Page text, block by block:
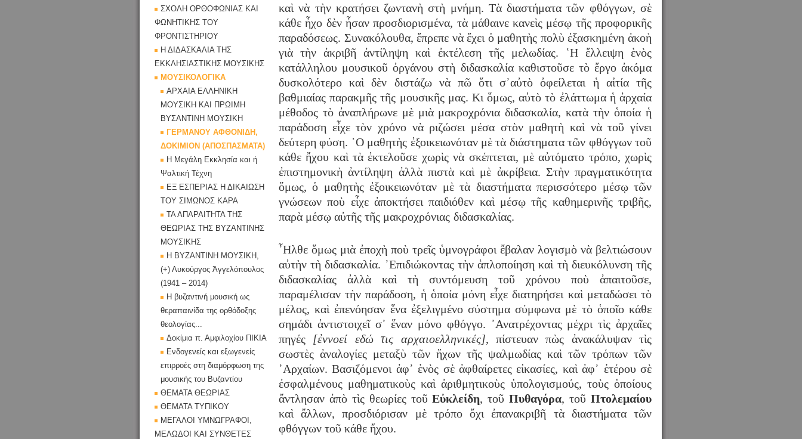
καὶ νὰ τὴν κρατήσει ζωντανὴ στὴ μνήμη. Τὰ διαστήματα τῶν φθόγγων, σὲ
κάθε ἦχο δὲν ἦσαν προσδιορισμένα, τὰ μάθαινε κανεὶς μέσῳ τῆς προφορικῆς
παραδόσεως. Συνακόλουθα, ἔπρεπε νὰ ἔχει ὁ μαθητὴς πολὺ ἐξασκημένη ἀκοὴ
γιὰ τὴν ἀκριβῆ ἀντίληψη καὶ ἐκτέλεση τῆς μελωδίας. ῾Η ἔλλειψη ἑνὸς
κατάλληλου μουσικοῦ ὀργάνου στὴ διδασκαλία καθιστοῦσε τὸ ἔργο ἀκόμα
δυσκολότερο καὶ δὲν διστάζω νὰ πῶ ὅτι σ᾿αὐτὸ ὀφείλεται ἡ αἰτία τῆς
βαθμιαίας παρακμῆς τῆς μουσικῆς μας. Κι ὅμως, αὐτὸ τὸ ἐλάττωμα ἡ ἀρχαία
μέθοδος τὸ ἀναπλήρωνε μὲ μιὰ μακροχρόνια διδασκαλία, κατὰ τὴν ὁποία ἡ
παράδοση εἶχε τὸν χρόνο νὰ ριζώσει μέσα στὸν μαθητὴ καὶ νὰ τοῦ γίνει
δεύτερη φύση. ῾Ο μαθητὴς ἐξοικειωνόταν μὲ τὰ διάστηματα τῶν φθόγγων τοῦ
κάθε ἤχου καὶ τὰ ἐκτελοῦσε χωρὶς νὰ σκέπτεται, μὲ αὐτόματο τρόπο, χωρὶς
ἐπιστημονικὴ ἀντίληψη ἀλλὰ πιστὰ καὶ μὲ ἀκρίβεια. Στὴν πραγματικότητα
ὅμως, ὁ μαθητὴς ἐξοικειωνόταν μὲ τὰ διαστήματα περισσότερο μέσῳ τῶν
γνώσεων ποὺ εἶχε ἀποκτήσει παιδιόθεν καὶ μέσῳ τῆς καθημερινῆς τριβῆς,
παρὰ μέσῳ αὐτῆς τῆς μακροχρόνιας διδασκαλίας.
῏Ηλθε ὅμως μιὰ ἐποχὴ ποὺ τρεῖς ὑμνογράφοι ἔβαλαν λογισμὸ νὰ βελτιώσουν
αὐτὴν τὴ διδασκαλία. ᾿Επιδιώκοντας τὴν ἁπλοποίηση καὶ τὴ διευκόλυνση τῆς
διδασκαλίας ἀλλὰ καὶ τὴ συντόμευση τοῦ χρόνου ποὺ ἀπαιτοῦσε,
παραμέλισαν τὴν παράδοση, ἡ ὁποία μόνη εἶχε διατηρήσει καὶ μεταδώσει τὸ
μέλος, καὶ ἐπενόησαν ἕνα ἐξελιγμένο σύστημα σύμφωνα μὲ τὸ ὁποῖο κάθε
σημάδι ἀντιστοιχεῖ σ᾿ ἕναν μόνο φθόγγο. ᾿Ανατρέχοντας μέχρι τὶς ἀρχαῖες
πηγές [ἐννοεί εδώ τις αρχαιοελληνικές], πίστευαν πὼς ἀνακάλυψαν τὶς
σωστὲς ἀναλογίες μεταξὺ τῶν ἤχων τῆς ψαλμωδίας καὶ τῶν τρόπων τῶν
᾿Αρχαίων. Βασιζόμενοι ἀφ᾿ ἑνὸς σὲ ἀφθαίρετες εἰκασίες, καὶ ἀφ᾿ ἑτέρου σὲ
ἐσφαλμένους μαθηματικοὺς καὶ ἀριθμητικοὺς ὑπολογισμούς, τοὺς ὁποίους
ἄντλησαν ἀπὸ τὶς θεωρίες τοῦΕὐκλείδη, τοῦΠυθαγόρα, τοῦΠτολεμαίου
καὶ ἄλλων, προσδιόρισαν μὲ τρόπο ὄχι ἐπανακριβῆ τὰ διαστήματα τῶν
φθόγγων τοῦ κάθε ἤχου.
ΣΧΟΛΗ ΟΡΘΟΦΩΝΙΑΣ ΚΑΙ
ΦΩΝΗΤΙΚΗΣ ΤΟΥ
ΦΡΟΝΤΙΣΤΗΡΙΟΥ
Η ΔΙΔΑΣΚΑΛΙΑ ΤΗΣ
ΕΚΚΛΗΣΙΑΣΤΙΚΗΣ ΜΟΥΣΙΚΗΣ
ΜΟΥΣΙΚΟΛΟΓΙΚΑ
ΑΡΧΑΙΑ ΕΛΛΗΝΙΚΗ
ΜΟΥΣΙΚΗ ΚΑΙ ΠΡΩΙΜΗ
ΒΥΣΑΝΤΙΝΗ ΜΟΥΣΙΚΗ
ΓΕΡΜΑΝΟΥ ΑΦΘΟΝΙΔΗ,
ΔΟΚΙΜΙΟΝ (ΑΠΟΣΠΑΣΜΑΤΑ)
Η Μεγάλη Εκκλησία και ἡ
Ψαλτική Τέχνη
ΕΞ ΕΣΠΕΡΙΑΣ Η ΔΙΚΑΙΩΣΗ
ΤΟΥ ΣΙΜΩΝΟΣ ΚΑΡΑ
ΤΑ ΑΠΑΡΑΙΤΗΤΑ ΤΗΣ
ΘΕΩΡΙΑΣ ΤΗΣ ΒΥΖΑΝΤΙΝΗΣ
ΜΟΥΣΙΚΗΣ
Η ΒΥΖΑΝΤΙΝΗ ΜΟΥΣΙΚΗ,
(+) Λυκούργος Ἀγγελόπουλος
(1941 – 2014)
Η βυζαντινή μουσική ως
θεραπαινίδα της ορθόδοξης
θεολογίας...
Δοκίμια π. Αμφιλοχίου ΠΙΚΙΑ
Ενδογενείς και εξωγενείς
επιρροές στη διαμόρφωση της
μουσικής του Βυζαντίου
ΘΕΜΑΤΑ ΘΕΩΡΙΑΣ
ΘΕΜΑΤΑ ΤΥΠΙΚΟΥ
ΜΕΓΑΛΟΙ ΥΜΝΩΓΡΑΦΟΙ,
ΜΕΛΩΔΟΙ ΚΑΙ ΣΥΝΘΕΤΕΣ